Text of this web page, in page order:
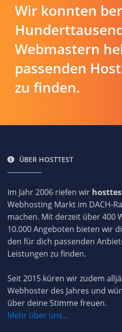
Wir konnten
Webmastern
passenden
zu finden.
ÜBER HOSTTEST
Im Jahr 2006 riefen wir
Webhosting Markt im DACH-
machen. Mit derzeit über 400
10.000 Angeboten bieten wir
den für dich passenden
Leistungen zu finden.
Seit 2015 küren wir zudem
Webhoster des Jahres und
über deine Stimme freuen.
Mehr über uns...